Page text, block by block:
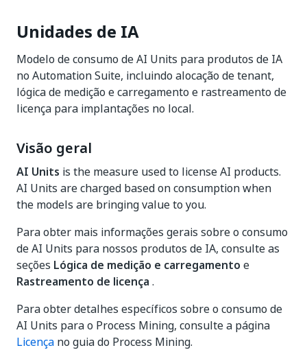
Unidades de IA
Modelo de consumo de AI Units para produtos de IA
no Automation Suite, incluindo alocação de tenant,
lógica de medição e carregamento e rastreamento de
licença para implantações no local.
Visão geral
AI Units is the measure used to license AI products.
AI Units are charged based on consumption when
the models are bringing value to you.
Para obter mais informações gerais sobre o consumo
de AI Units para nossos produtos de IA, consulte as
seções Lógica de medição e carregamento e
Rastreamento de licença .
Para obter detalhes específicos sobre o consumo de
AI Units para o Process Mining, consulte a página
Licença no guia do Process Mining.